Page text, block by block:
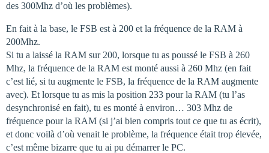
des 300Mhz d’où les problèmes).
En fait à la base, le FSB est à 200 et la fréquence de la RAM à
200Mhz.
Si tu a laissé la RAM sur 200, lorsque tu as poussé le FSB à 260
Mhz, la fréquence de la RAM est monté aussi à 260 Mhz (en fait
c’est lié, si tu augmente le FSB, la fréquence de la RAM augmente
avec). Et lorsque tu as mis la position 233 pour la RAM (tu l’as
desynchronisé en fait), tu es monté à environ… 303 Mhz de
fréquence pour la RAM (si j’ai bien compris tout ce que tu as écrit),
et donc voilà d’où venait le problème, la fréquence était trop élevée,
c’est même bizarre que tu ai pu démarrer le PC.